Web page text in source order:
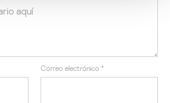
Correo electrónico *